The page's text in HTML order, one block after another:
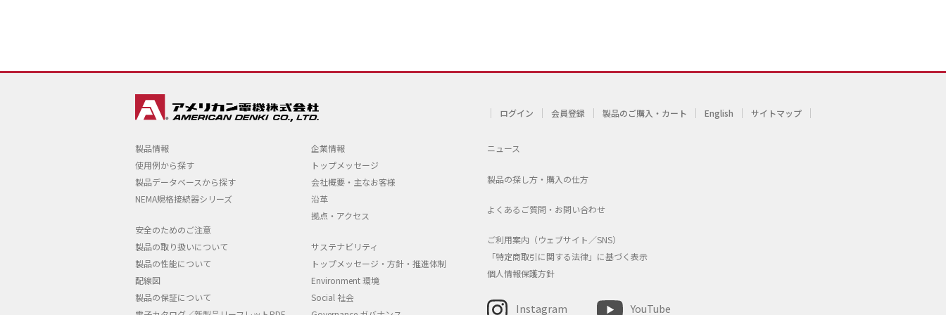
ログイン 会員登録 製品のご購入・カート English サイトマップ
製品情報
使用例から探す
製品データベースから探す
NEMA規格接続器シリーズ
安全のためのご注意
製品の取り扱いについて
製品の性能について
配線図
製品の保証について
企業情報
トップメッセージ
会社概要・主なお客様
沿革
拠点・アクセス
サステナビリティ
トップメッセージ・方針・推進体制
Environment 環境
Social 社会
ニュース
製品の探し方・購入の仕方
よくあるご質問・お問い合わせ
ご利用案内（ウェブサイト／SNS）
「特定商取引に関する法律」に基づく表示
個人情報保護方針
Instagram YouTube